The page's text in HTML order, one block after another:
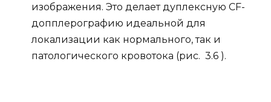
изображения. Это делает дуплексную CF-
допплерографию идеальной для
локализации как нормального, так и
патологического кровотока (рис. 3.6 ).